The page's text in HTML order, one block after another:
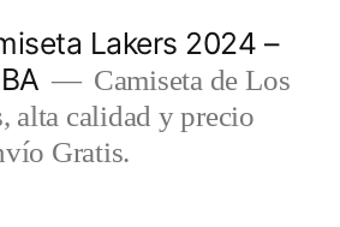
Lakers 2024 –
Camiseta de Los
alta calidad y precio
Gratis.